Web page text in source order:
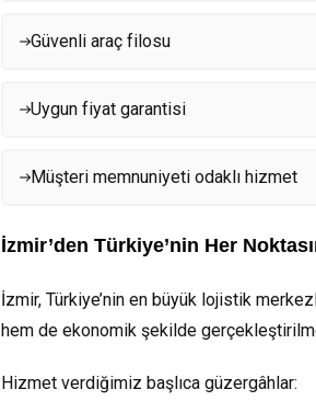
Güvenli araç filosu
Uygun fiyat garantisi
Müşteri memnuniyeti odaklı hizmet
İzmir’den Türkiye’nin Her
İzmir, Türkiye’nin en büyük lojistik
hem de ekonomik şekilde
Hizmet verdiğimiz başlıca güzergâhlar: